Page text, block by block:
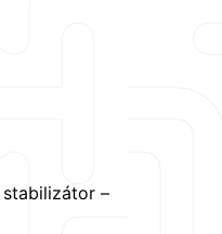
stabilizátor –